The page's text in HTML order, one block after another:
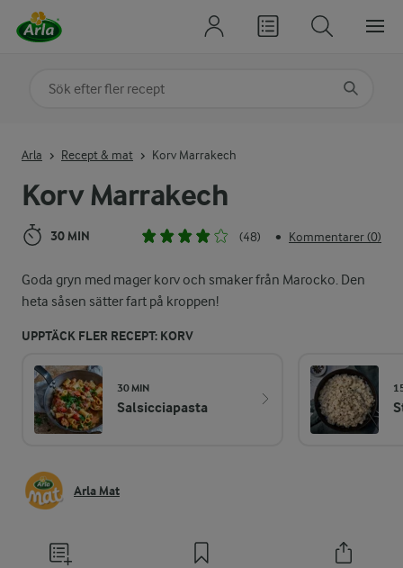
Korv Marrakech
30 MIN (48) • Kommentarer (0)
Goda gryn med mager korv och smaker från Marocko. Den
heta såsen sätter fart på kroppen!
UPPTÄCK FLER RECEPT: KORV
30 MIN
Salsicciapasta
Arla Mat
Arla Recept & mat Korv Marrakech
Sök på kategori eller ingrediens